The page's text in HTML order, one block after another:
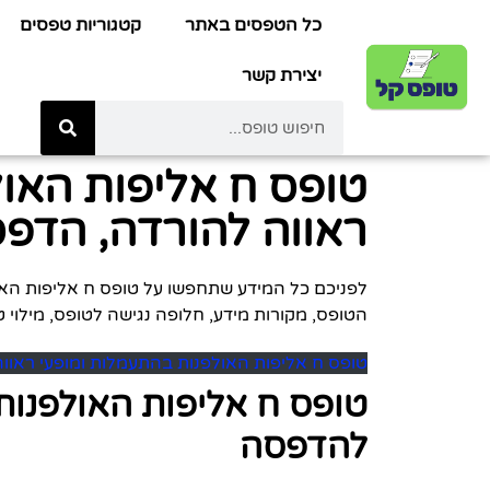
כל הטפסים באתר קטגוריות טפסים
יצירת קשר
טופס ח אליפות
ראווה להורדה,
הטופס, מקורות מידע, חלופה נגישה לטופס, מילוי
טופס ח אליפות האולפנות בהתעמלות ומופעי
טופס ח אליפות
להדפסה